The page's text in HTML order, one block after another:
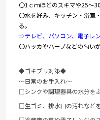
〇1ｃｍほどのスキマや25～
〇水を好み、キッチン・浴室
る。
⇨テレビ、パソコン、電子レ
〇ハッカやハーブなどの匂い
◆ゴキブリ対策◆
～日常のお手入れ～
□シンクや調理器具の水分を
□生ゴミ、排水口の汚れなど